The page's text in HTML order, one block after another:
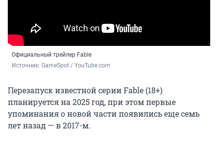
Официальный трейлер Fable
Источник: GameSpot / YouTube.com
Перезапуск известной серии Fable (18+)
планируется на 2025 год, при этом первые
упоминания о новой части появились еще семь
лет назад — в 2017-м.